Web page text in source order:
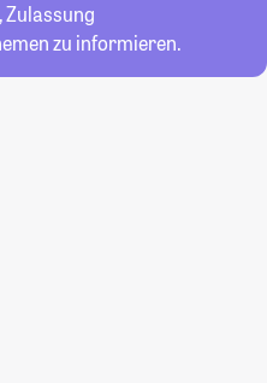
Zulassung
zu informieren.